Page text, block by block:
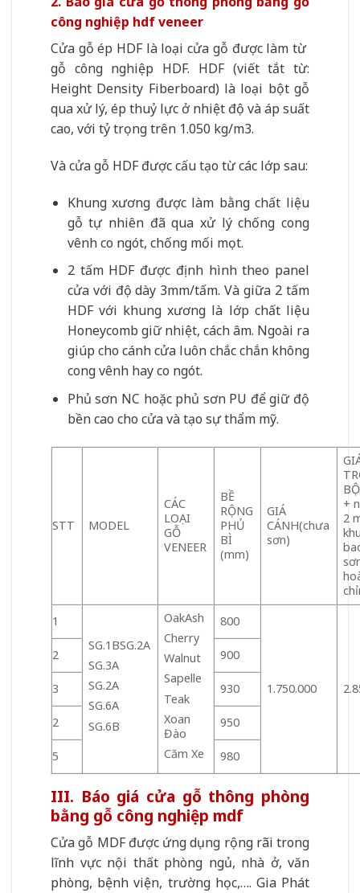
công nghiệp hdf veneer
Cửa gỗ ép HDF là loại cửa gỗ được làm từ
gỗ công nghiệp HDF. HDF (viết tắt từ:
Height Density Fiberboard) là loại bột gỗ
qua xử lý, ép thuỷ lực ở nhiệt độ và áp suất
cao, với tỷ trọng trên 1.050 kg/m3.
Và cửa gỗ HDF được cấu tạo từ các lớp sau:
Khung xương được làm bằng chất liệu
gỗ tự nhiên đã qua xử lý chống cong
vênh co ngót, chống mối mọt.
2 tấm HDF được định hình theo panel
cửa với độ dày 3mm/tấm. Và giữa 2 tấm
HDF với khung xương là lớp chất liệu
Honeycomb giữ nhiệt, cách âm. Ngoài ra
giúp cho cánh cửa luôn chắc chắn không
cong vênh hay co ngót.
Phủ sơn NC hoặc phủ sơn PU để giữ độ
bền cao cho cửa và tạo sự thẩm mỹ.
STT MODEL
CÁC
LOẠI
GỖ
VENEER
BỀ
RỘNG
PHỦ
BÌ
(mm)
GIÁ
CÁNH(chưa
sơn)
+
2
1
SG.1BSG.2A
SG.3A
SG.2A
SG.6A
SG.6B
OakAsh
Cherry
Walnut
Sapelle
Teak
Xoan
Đào
Căm Xe
800
1.750.000
2 900
3 930
2 950
5 980
III. Báo giá cửa gỗ thông phòng
bằng gỗ công nghiệp mdf
Cửa gỗ MDF được ứng dụng rộng rãi trong
lĩnh vực nội thất phòng ngủ, nhà ở, văn
phòng, bệnh viện, trường học,…. Gia Phát